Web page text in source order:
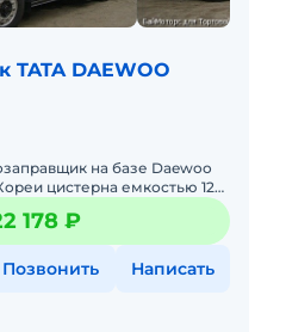
TATA DAEWOO
на базе Daewoo
цистерна емкостью 12
стали Возможны
178 ₽
Позвонить Написать